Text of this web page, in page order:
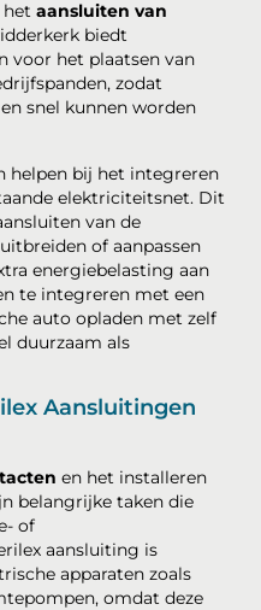
hetaansluiten van
biedt
voor het plaatsen van
zodat
snel kunnen worden
helpen bij het integreren
elektriciteitsnet. Dit
van de
of aanpassen
energiebelasting aan
te integreren met een
auto opladen met zelf
duurzaam als
Aansluitingen
en het installeren
belangrijke taken die
of
aansluiting is
apparaten zoals
omdat deze